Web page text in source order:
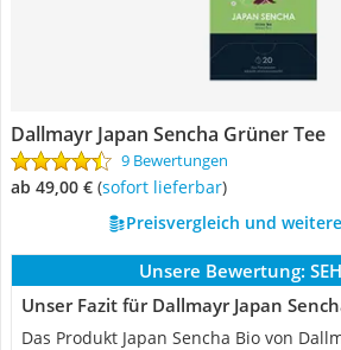
Dallmayr Japan Sencha Grüner Tee
9 Bewertungen
ab 49,00 € ( Sofort lieferbar)
Preisvergleich und
Unsere Bewertung:
Unser Fazit für Dallmayr Japan
Das Produkt Japan Sencha Bio von